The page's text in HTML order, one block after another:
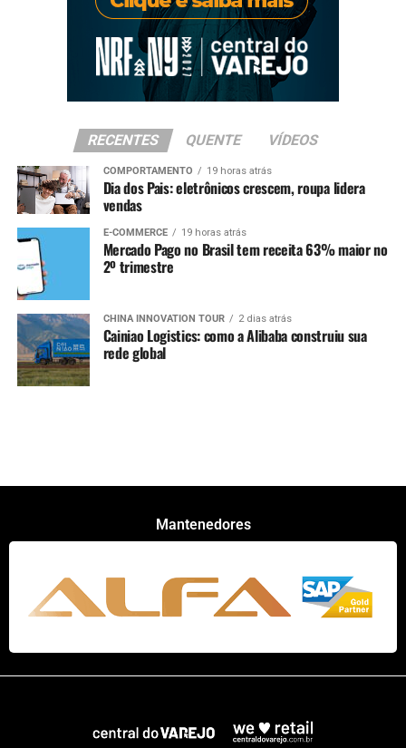
RECENTES QUENTE VÍDEOS
COMPORTAMENTO 19 horas atrás
Dia dos Pais: eletrônicos crescem, roupa lidera
vendas
E-COMMERCE 19 horas atrás
Mercado Pago no Brasil tem receita 63% maior no
2º trimestre
CHINA INNOVATION TOUR 2 dias atrás
Cainiao Logistics: como a Alibaba construiu sua
rede global
Mantenedores